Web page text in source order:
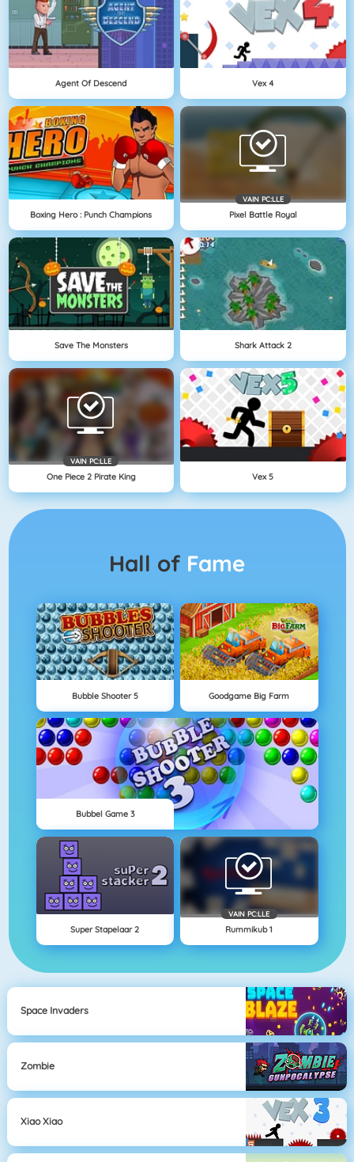
Agent Of Descend Vex 4
Boxing Hero : Punch Champions
VAIN PC:LLE
Pixel Battle Royal
Save The Monsters Shark Attack 2
VAIN PC:LLE
One Piece 2 Pirate King Vex 5
Hall of Fame
Bubble Shooter 5 Goodgame Big Farm
Bubbel Game 3
Super Stapelaar 2
VAIN PC:LLE
Rummikub 1
Space Invaders
Zombie
Xiao Xiao